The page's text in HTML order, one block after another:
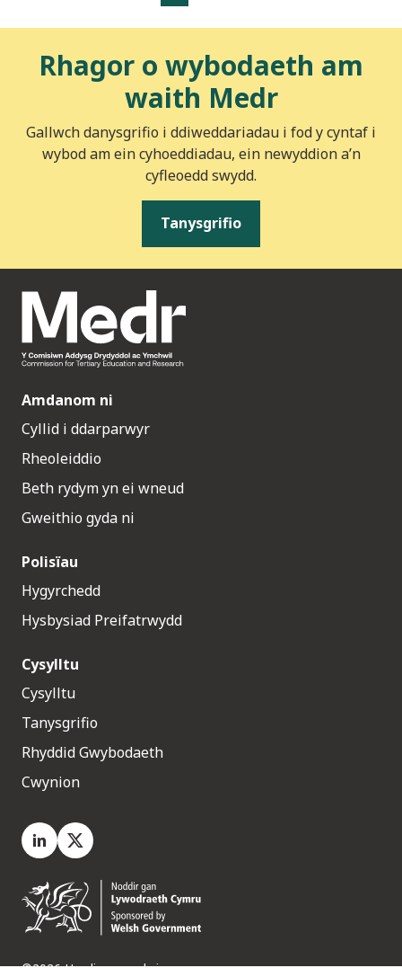
Rhagor o wybodaeth am
waith Medr
Gallwch danysgrifio i ddiweddariadau i fod y cyntaf i
wybod am ein cyhoeddiadau, ein newyddion a’n
cyfleoedd swydd.
Tanysgrifio
Amdanom ni
Cyllid i ddarparwyr
Rheoleiddio
Beth rydym yn ei wneud
Gweithio gyda ni
Polisïau
Hygyrchedd
Hysbysiad Preifatrwydd
Cysylltu
Cysylltu
Tanysgrifio
Rhyddid Gwybodaeth
Cwynion
LinkedIn
X.com